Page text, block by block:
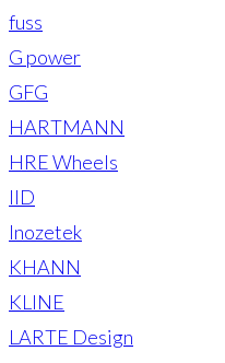
fuss
G power
GFG
HARTMANN
HRE Wheels
IID
Inozetek
KHANN
KLINE
LARTE Design